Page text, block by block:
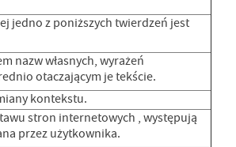
jedno z poniższych twierdzeń jest
nazw własnych, wyrażeń
otaczającym je tekście.
kontekstu.
stron internetowych , występują
przez użytkownika.